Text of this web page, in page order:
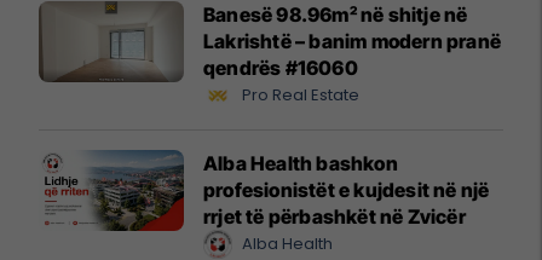
Banesë 98.96m² në shitje në
Lakrishtë – banim modern pranë
qendrës #16060
Pro Real Estate
Alba Health bashkon
profesionistët e kujdesit në një
rrjet të përbashkët në Zvicër
Alba Health